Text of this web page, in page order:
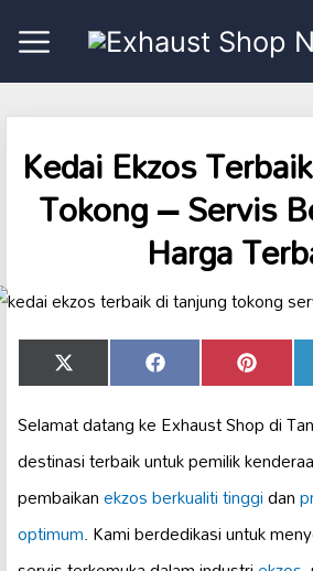
Kedai Ekzos
Tokong – Servis
Harga
Share
on
X
(Twitter)
Share
on
Facebook Share
on
Pinterest
Selamat datang ke Exhaust Shop di
destinasi terbaik untuk pemilik
pembaikanekzos berkualiti tinggidan
optimum. Kami berdedikasi untuk